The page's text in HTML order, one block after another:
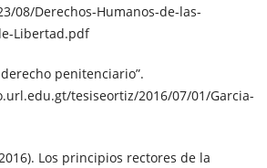
08/Derechos-Humanos-de-las-
Libertad.pdf
derecho penitenciario”.
tesiseortiz/2016/07/01/Garcia-
Los principios rectores de la